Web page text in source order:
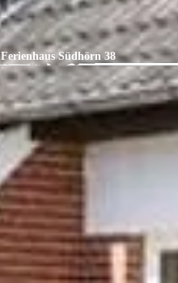
Ferienhaus Südhörn 38